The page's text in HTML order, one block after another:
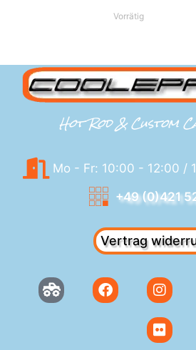
Vorrätig
Hot Rod & Custom
Mo - Fr: 10:00 - 12:00 /
+49 (0)421
Vertrag